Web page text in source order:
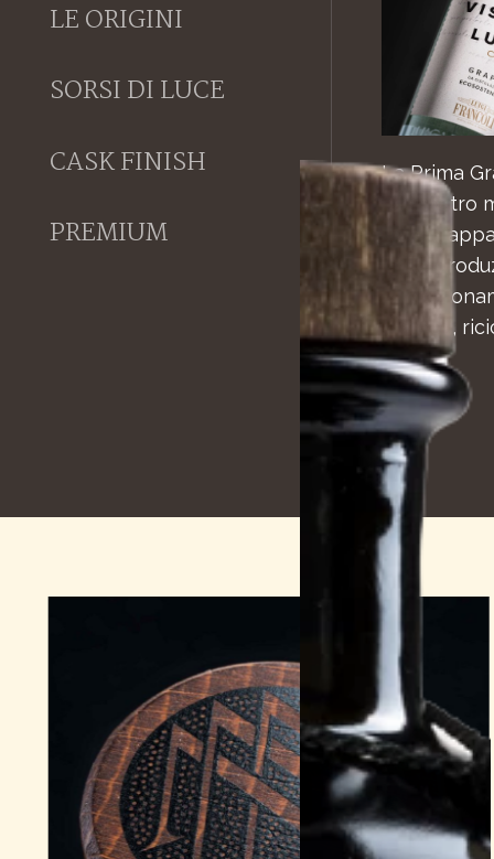
LE ORIGINI
SORSI DI LUCE
CASK FINISH
PREMIUM
La Prima
del nostro
Una
Dalla
naturali,